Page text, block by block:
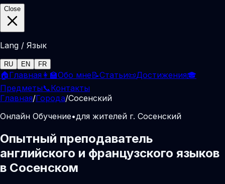
Close
Lang / Язык
RU EN FR
🏠Главная 👩‍🏫Обо мне📝Статьи📜Достижения🎓
Предметы📞Контакты
Главная/Города/Сосенский
Онлайн Обучение•для жителей г. Сосенский
Опытный преподаватель
английского и французского языков
в Сосенском